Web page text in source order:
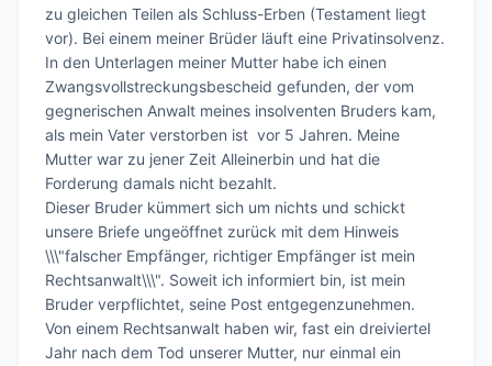
zu gleichen Teilen als Schluss-Erben (Testament liegt
vor). Bei einem meiner Brüder läuft eine Privatinsolvenz.
In den Unterlagen meiner Mutter habe ich einen
Zwangsvollstreckungsbescheid gefunden, der vom
gegnerischen Anwalt meines insolventen Bruders kam,
als mein Vater verstorben ist  vor 5 Jahren. Meine
Mutter war zu jener Zeit Alleinerbin und hat die
Forderung damals nicht bezahlt.
Dieser Bruder kümmert sich um nichts und schickt
unsere Briefe ungeöffnet zurück mit dem Hinweis
\\\"falscher Empfänger, richtiger Empfänger ist mein
Rechtsanwalt\\\". Soweit ich informiert bin, ist mein
Bruder verpflichtet, seine Post entgegenzunehmen.
Von einem Rechtsanwalt haben wir, fast ein dreiviertel
Jahr nach dem Tod unserer Mutter, nur einmal ein